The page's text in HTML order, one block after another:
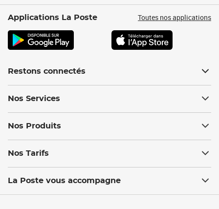
Applications La Poste Toutes nos applications
Restons connectés
Nos Services
Nos Produits
Nos Tarifs
La Poste vous accompagne